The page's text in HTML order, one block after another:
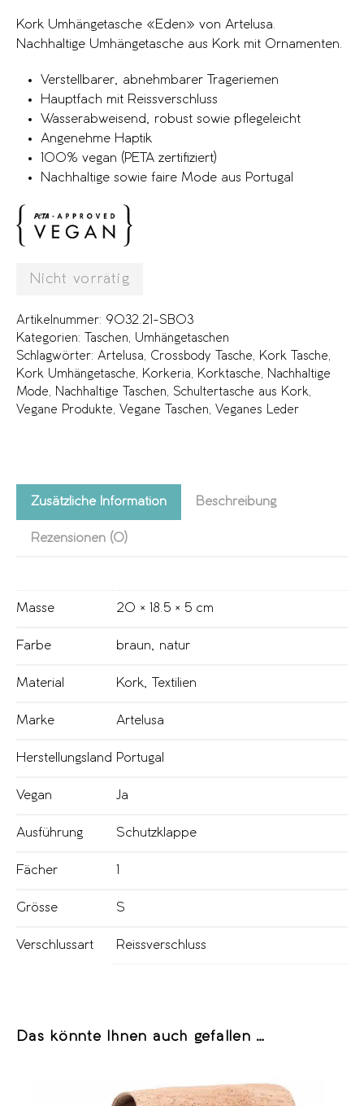
Kork Umhängetasche «Eden» von Artelusa.
Nachhaltige Umhängetasche aus Kork mit Ornamenten.
Verstellbarer, abnehmbarer Trageriemen
Hauptfach mit Reissverschluss
Wasserabweisend, robust sowie pflegeleicht
Angenehme Haptik
100% vegan (PETA zertifiziert)
Nachhaltige sowie faire Mode aus Portugal
Nicht vorrätig
Artikelnummer: 9032.21-SB03
Kategorien:
Taschen, Umhängetaschen
Schlagwörter: Artelusa, Crossbody Tasche, Kork Tasche,
Kork Umhängetasche, Korkeria, Korktasche,
Nachhaltige
Mode, Nachhaltige Taschen, Schultertasche aus Kork,
Vegane Produkte, Vegane Taschen, Veganes Leder
Zusätzliche Information Beschreibung
Rezensionen (0)
Masse 20 × 18.5 × 5 cm
Farbe braun, natur
Material Kork, Textilien
Marke Artelusa
Herstellungsland Portugal
Vegan Ja
Ausführung Schutzklappe
Fächer
Grösse S
Verschlussart Reissverschluss
Das könnte Ihnen auch gefallen …